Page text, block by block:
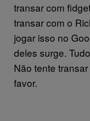
transar com
transar com o
jogar isso no
deles surge.
Não tente
favor.